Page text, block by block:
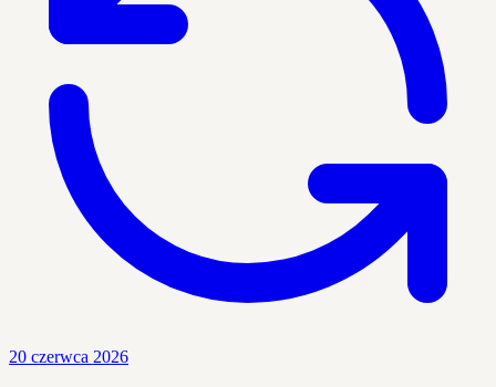
20 czerwca 2026